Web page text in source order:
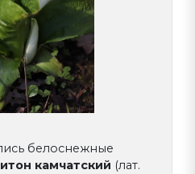
белоснежные
камчатский (лат.